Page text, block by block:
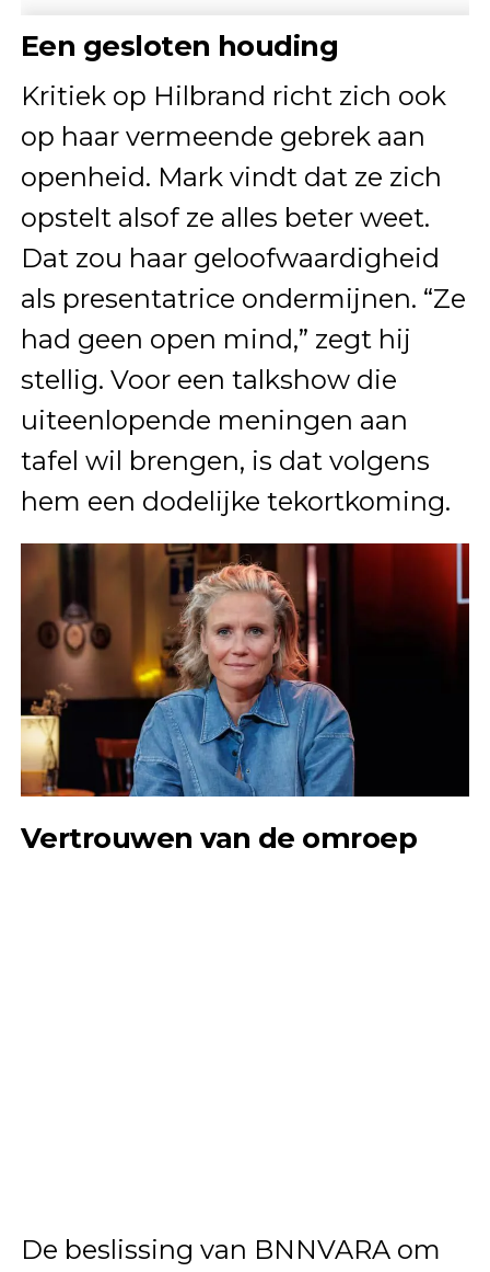
Een gesloten houding
Kritiek op Hilbrand richt zich ook
op haar vermeende gebrek aan
openheid. Mark vindt dat ze zich
opstelt alsof ze alles beter weet.
Dat zou haar geloofwaardigheid
als presentatrice ondermijnen. “Ze
had geen open mind,” zegt hij
stellig. Voor een talkshow die
uiteenlopende meningen aan
tafel wil brengen, is dat volgens
hem een dodelijke tekortkoming.
Vertrouwen van de omroep
De beslissing van BNNVARA om